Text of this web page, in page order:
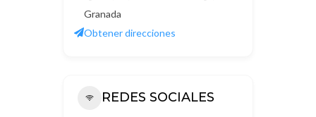
Granada
Obtener direcciones
REDES SOCIALES